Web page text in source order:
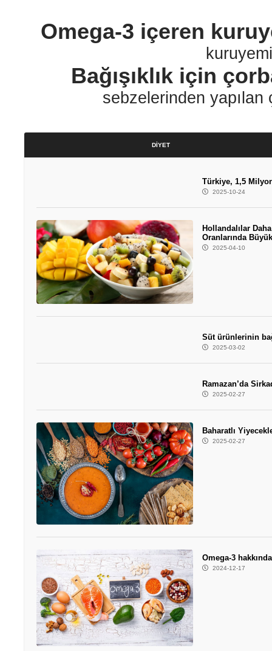
Omega-3 içeren
Bağışıklık için
sebzelerinden yapılan
DIYET
Türkiye, 1,5
2025-10-24
Hollandalılar
Oranlarında
2025-04-10
Süt ürünlerinin
2025-03-02
Ramazan’da
2025-02-27
Baharatlı
2025-02-27
Omega-3
2024-12-17